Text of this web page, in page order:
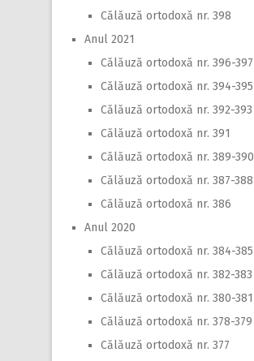
Călăuză ortodoxă nr. 398
Anul 2021
Călăuză ortodoxă nr. 396-397
Călăuză ortodoxă nr. 394-395
Călăuză ortodoxă nr. 392-393
Călăuză ortodoxă nr. 391
Călăuză ortodoxă nr. 389-390
Călăuză ortodoxă nr. 387-388
Călăuză ortodoxă nr. 386
Anul 2020
Călăuză ortodoxă nr. 384-385
Călăuză ortodoxă nr. 382-383
Călăuză ortodoxă nr. 380-381
Călăuză ortodoxă nr. 378-379
Călăuză ortodoxă nr. 377